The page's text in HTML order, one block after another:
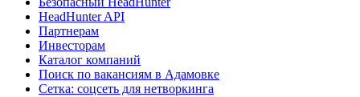
HeadHunter API
Партнерам
Инвесторам
Каталог компаний
Поиск по вакансиям в Адамовке
Сетка: соцсеть для нетворкинга